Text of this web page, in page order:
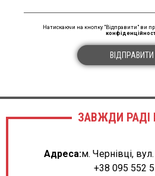
Натискаючи на кнопку "Відправити" ви
ВІДПРАВИТИ
ЗАВЖДИ РАДІ
Адреса:м. Чернівці,
+38 095 552